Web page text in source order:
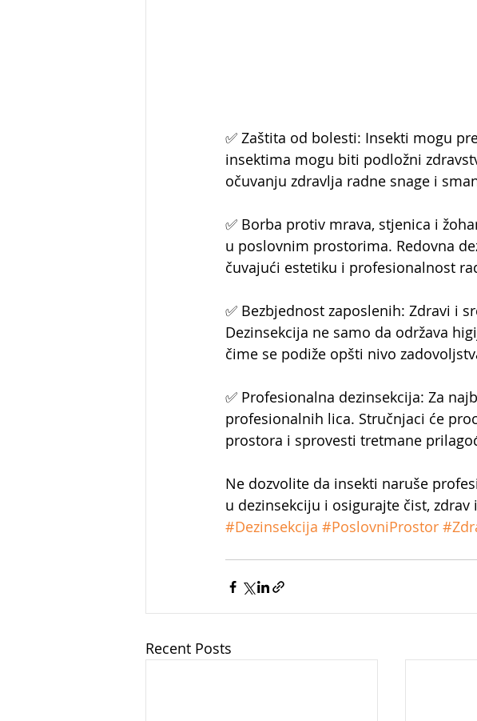
✅ Zaštita od bolesti: Insekti mogu
insektima mogu biti podložni
očuvanju zdravlja radne snage i
✅ Borba protiv mrava, stjenica i
u poslovnim prostorima. Redovna
čuvajući estetiku i profesionalnost
✅ Bezbjednost zaposlenih: Zdravi i
Dezinsekcija ne samo da održava
čime se podiže opšti nivo
✅ Profesionalna dezinsekcija: Za
profesionalnih lica. Stručnjaci će
prostora i sprovesti tretmane
Ne dozvolite da insekti naruše
u dezinsekciju i osigurajte čist,
#Dezinsekcija #PoslovniProstor
Recent Posts